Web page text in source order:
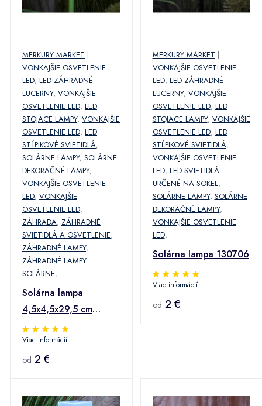
MERKURY MARKET |
VONKAJŠIE OSVETLENIE
LED, LED ZÁHRADNÉ
LUCERNY, VONKAJŠIE
OSVETLENIE LED, LED
STOJACE LAMPY, VONKAJŠIE
OSVETLENIE LED, LED
STĹPIKOVÉ SVIETIDLÁ,
SOLÁRNE LAMPY, SOLÁRNE
DEKORAČNÉ LAMPY,
VONKAJŠIE OSVETLENIE
LED, VONKAJŠIE
OSVETLENIE LED,
ZÁHRADA, ZÁHRADNÉ
SVIETIDLÁ A OSVETLENIE,
ZÁHRADNÉ LAMPY,
ZÁHRADNÉ LAMPY
SOLÁRNE,
Solárna lampa
4,5x4,5x29,5 cm
13070 mix farieb
Viac informácií
od 2 €
MERKURY MARKET |
VONKAJŠIE OSVETLENIE
LED, LED ZÁHRADNÉ
LUCERNY, VONKAJŠIE
OSVETLENIE LED, LED
STOJACE LAMPY, VONKAJŠIE
OSVETLENIE LED, LED
STĹPIKOVÉ SVIETIDLÁ,
VONKAJŠIE OSVETLENIE
LED, LED SVIETIDLÁ –
URČENÉ NA SOKEL,
SOLÁRNE LAMPY, SOLÁRNE
DEKORAČNÉ LAMPY,
VONKAJŠIE OSVETLENIE
LED,
Solárna lampa 130706
Viac informácií
od 2 €